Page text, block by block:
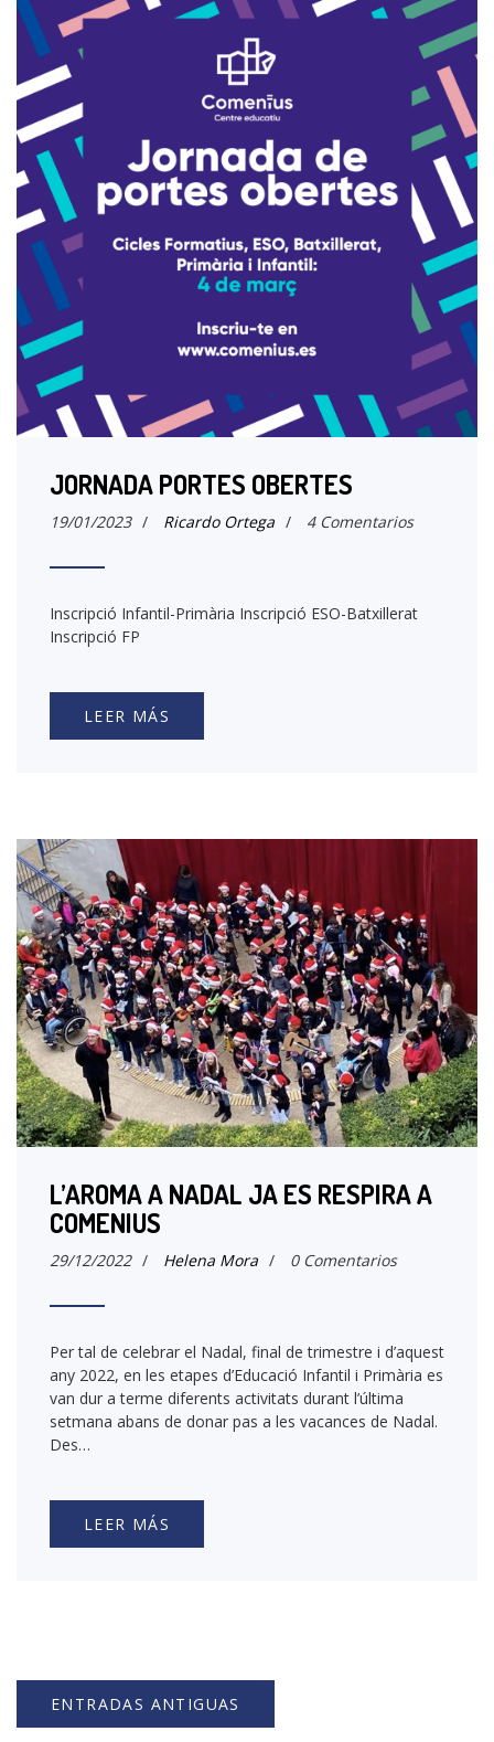
JORNADA PORTES OBERTES
19/01/2023 / Ricardo Ortega / 4 Comentarios
Inscripció Infantil-Primària Inscripció ESO-Batxillerat
Inscripció FP
LEER MÁS
L’AROMA A NADAL JA ES RESPIRA A
COMENIUS
29/12/2022 / Helena Mora / 0 Comentarios
Per tal de celebrar el Nadal, final de trimestre i d’aquest
any 2022, en les etapes d’Educació Infantil i Primària es
van dur a terme diferents activitats durant l’última
setmana abans de donar pas a les vacances de Nadal.
Des…
LEER MÁS
ENTRADAS ANTIGUAS